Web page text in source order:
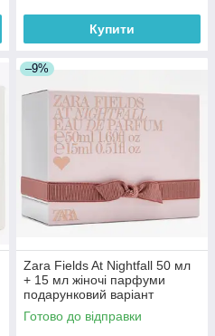
Купити
–9%
Zara Fields At Nightfall 50 мл
+ 15 мл жіночі парфуми
подарунковий варіант
(оригінал оригінал Іспанія)
Готово до відправки